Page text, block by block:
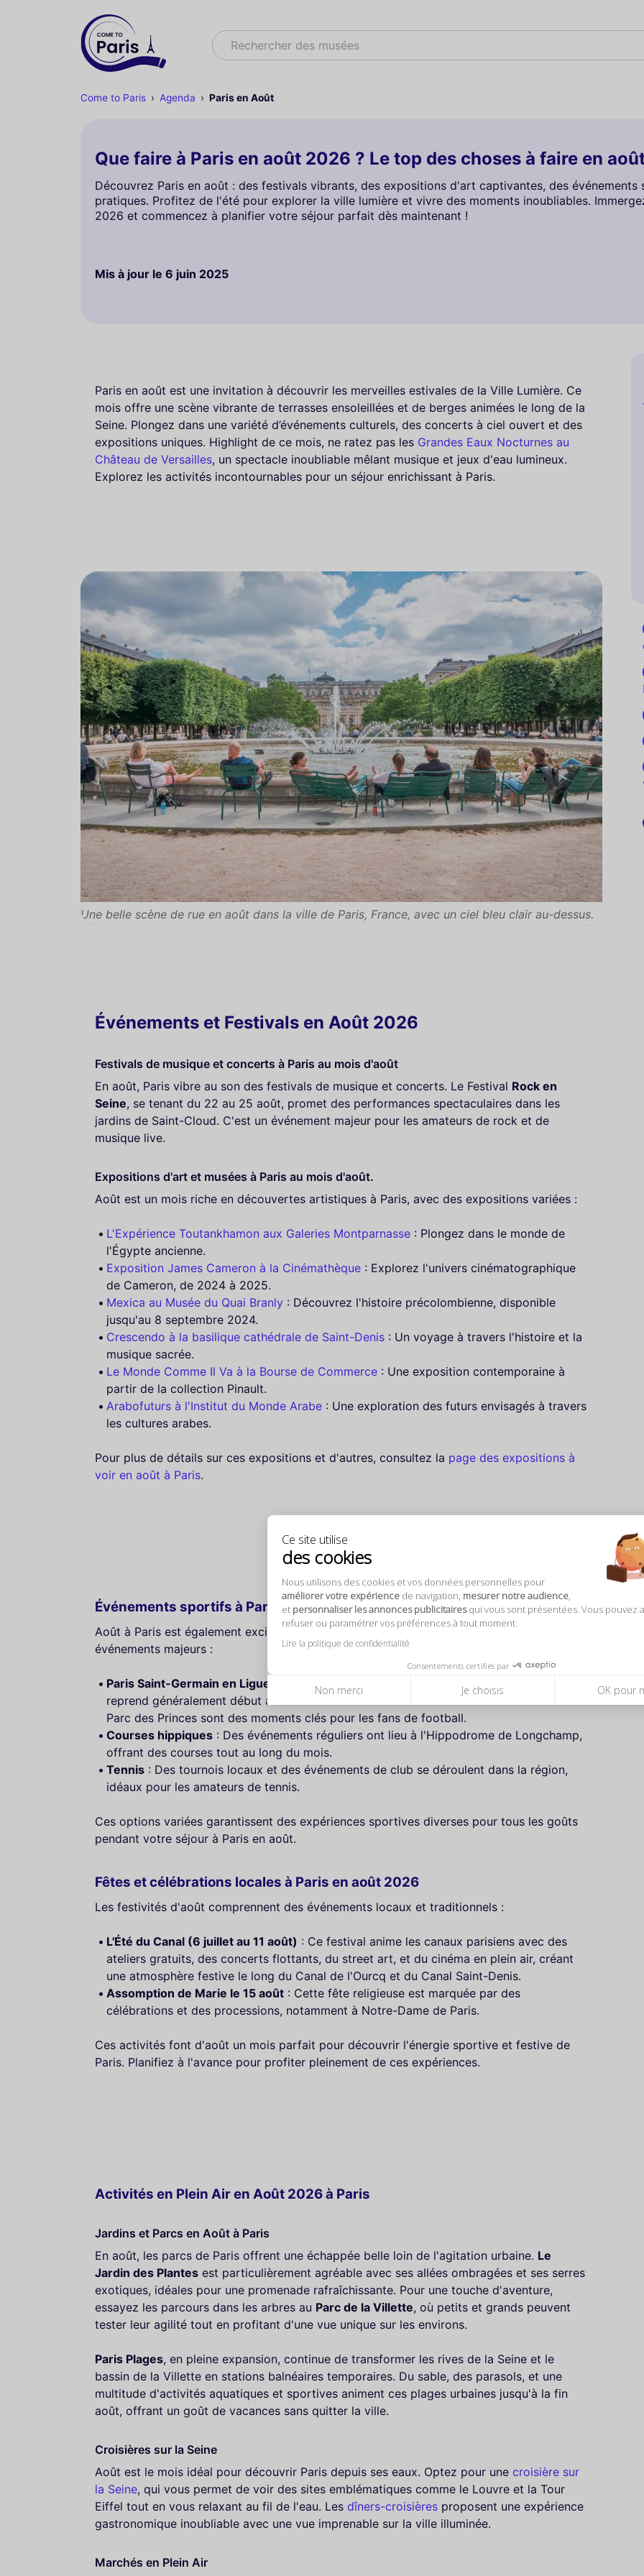
Ce site utilise
des cookies
Nous utilisons des cookies et vos données personnelles pour
améliorer votre expérience de navigation, mesurer notre audience,
et personnaliser les annonces publicitairesqui vous sont présentées. Vous pouvez
refuser ou paramétrer vos préférences à tout moment.
Lire la politique de confidentialité
Consentements certifiés par
Non merci Je choisis OK pour
Rechercher
Rechercher des musées
Come to Paris Agenda Paris en Août
Que faire à Paris en août 2026 ? Le top des choses à faire en
Découvrez Paris en août : des festivals vibrants, des expositions d'art captivantes, des
pratiques. Profitez de l'été pour explorer la ville lumière et vivre des moments inoubliables.
2026 et commencez à planifier votre séjour parfait dès maintenant !
Mis à jour le 6 juin 2025
Paris en août est une invitation à découvrir les merveilles estivales de la Ville Lumière. Ce
mois offre une scène vibrante de terrasses ensoleillées et de berges animées le long de la
Seine. Plongez dans une variété d’événements culturels, des concerts à ciel ouvert et des
expositions uniques. Highlight de ce mois, ne ratez pas les Grandes Eaux Nocturnes au
Château de Versailles, un spectacle inoubliable mêlant musique et jeux d'eau lumineux.
Explorez les activités incontournables pour un séjour enrichissant à Paris.
Une belle scène de rue en août dans la ville de Paris, France, avec un ciel bleu clair au-dessus.
Événements et Festivals en Août 2026
Festivals de musique et concerts à Paris au mois d'août
En août, Paris vibre au son des festivals de musique et concerts. Le Festival Rock en
Seine, se tenant du 22 au 25 août, promet des performances spectaculaires dans les
jardins de Saint-Cloud. C'est un événement majeur pour les amateurs de rock et de
musique live.
Expositions d'art et musées à Paris au mois d'août.
Août est un mois riche en découvertes artistiques à Paris, avec des expositions variées :
L'Expérience Toutankhamon aux Galeries Montparnasse : Plongez dans le monde de
l'Égypte ancienne.
Exposition James Cameron à la Cinémathèque : Explorez l'univers cinématographique
de Cameron, de 2024 à 2025.
Mexica au Musée du Quai Branly : Découvrez l'histoire précolombienne, disponible
jusqu'au 8 septembre 2024.
Crescendo à la basilique cathédrale de Saint-Denis : Un voyage à travers l'histoire et la
musique sacrée.
Le Monde Comme Il Va à la Bourse de Commerce : Une exposition contemporaine à
partir de la collection Pinault.
Arabofuturs à l'Institut du Monde Arabe : Une exploration des futurs envisagés à travers
les cultures arabes.
Pour plus de détails sur ces expositions et d'autres, consultez la page des expositions à
voir en août à Paris.
Événements sportifs à Paris en août 2026
Août à Paris est également excitant pour les amateurs de sport, offrant divers
événements majeurs :
Paris Saint-Germain en Ligue 1
: Le championnat français de football, la Ligue 1,
reprend généralement début août. Les matchs à domicile du Paris Saint-Germain au
Parc des Princes sont des moments clés pour les fans de football.
Courses hippiques : Des événements réguliers ont lieu à l'Hippodrome de Longchamp,
offrant des courses tout au long du mois.
Tennis : Des tournois locaux et des événements de club se déroulent dans la région,
idéaux pour les amateurs de tennis.
Ces options variées garantissent des expériences sportives diverses pour tous les goûts
pendant votre séjour à Paris en août.
Fêtes et célébrations locales à Paris en août 2026
Les festivités d'août comprennent des événements locaux et traditionnels :
L'Été du Canal (6 juillet au 11 août) : Ce festival anime les canaux parisiens avec des
ateliers gratuits, des concerts flottants, du street art, et du cinéma en plein air, créant
une atmosphère festive le long du Canal de l'Ourcq et du Canal Saint-Denis.
Assomption de Marie le 15 août : Cette fête religieuse est marquée par des
célébrations et des processions, notamment à Notre-Dame de Paris.
Ces activités font d'août un mois parfait pour découvrir l'énergie sportive et festive de
Paris. Planifiez à l'avance pour profiter pleinement de ces expériences.
Activités en Plein Air en Août 2026 à Paris
Jardins et Parcs en Août à Paris
En août, les parcs de Paris offrent une échappée belle loin de l'agitation urbaine. Le
Jardin des Plantes est particulièrement agréable avec ses allées ombragées et ses serres
exotiques, idéales pour une promenade rafraîchissante. Pour une touche d'aventure,
essayez les parcours dans les arbres au Parc de la Villette, où petits et grands peuvent
tester leur agilité tout en profitant d'une vue unique sur les environs.
Paris Plages, en pleine expansion, continue de transformer les rives de la Seine et le
bassin de la Villette en stations balnéaires temporaires. Du sable, des parasols, et une
multitude d'activités aquatiques et sportives animent ces plages urbaines jusqu'à la fin
août, offrant un goût de vacances sans quitter la ville.
Croisières sur la Seine
Août est le mois idéal pour découvrir Paris depuis ses eaux. Optez pour une croisière sur
la Seine, qui vous permet de voir des sites emblématiques comme le Louvre et la Tour
Eiffel tout en vous relaxant au fil de l'eau. Les dîners-croisières proposent une expérience
gastronomique inoubliable avec une vue imprenable sur la ville illuminée.
Marchés en Plein Air